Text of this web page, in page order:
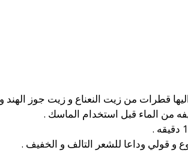
قطرات من زيت النعناع و زيت جوز
من الماء قبل استخدام الماسك .
و قولي وداعا للشعر التالف و الخفيف .